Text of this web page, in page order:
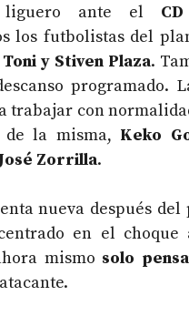
liguero ante el
los futbolistas del
Toni y Stiven Plaza.
programado.
trabajar con
la misma, Keko
Zorrilla.
nueva después
en el choque
mismo solo